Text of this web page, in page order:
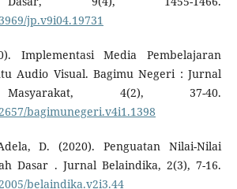
jp.v9i04.19731
Implementasi Media Pembelajaran
Audio Visual. Bagimu Negeri : Jurnal
Masyarakat, 4(2), 37-40.
bagimunegeri.v4i1.1398
D. (2020). Penguatan Nilai-Nilai
Dasar . Jurnal Belaindika, 2(3), 7-16.
belaindika.v2i3.44